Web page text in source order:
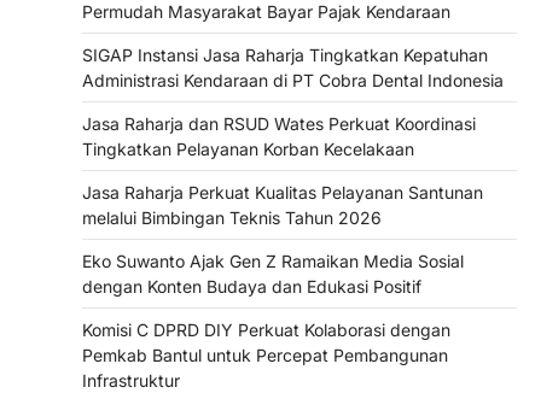
Permudah Masyarakat Bayar Pajak Kendaraan
SIGAP Instansi Jasa Raharja Tingkatkan Kepatuhan
Administrasi Kendaraan di PT Cobra Dental Indonesia
Jasa Raharja dan RSUD Wates Perkuat Koordinasi
Tingkatkan Pelayanan Korban Kecelakaan
Jasa Raharja Perkuat Kualitas Pelayanan Santunan
melalui Bimbingan Teknis Tahun 2026
Eko Suwanto Ajak Gen Z Ramaikan Media Sosial
dengan Konten Budaya dan Edukasi Positif
Komisi C DPRD DIY Perkuat Kolaborasi dengan
Pemkab Bantul untuk Percepat Pembangunan
Infrastruktur